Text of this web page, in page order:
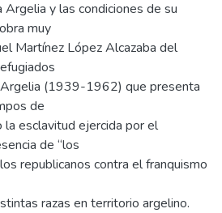
y las condiciones de su
muy
Martínez López Alcazaba del
(1939-1962) que presenta
de
la esclavitud ejercida por el
de “los
republicanos contra el franquismo
razas en territorio argelino.